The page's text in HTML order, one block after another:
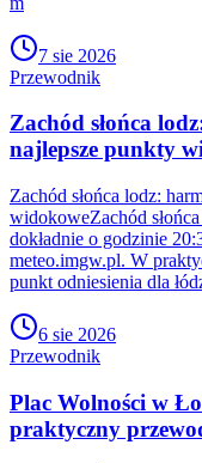
7 sie 2026
Przewodnik
Zachód słońca
najlepsze punkty
Zachód słońca lodz:
widokoweZachód
dokładnie o godzinie
meteo.imgw.pl. W
punkt odniesienia dla
6 sie 2026
Przewodnik
Plac Wolności w
praktyczny